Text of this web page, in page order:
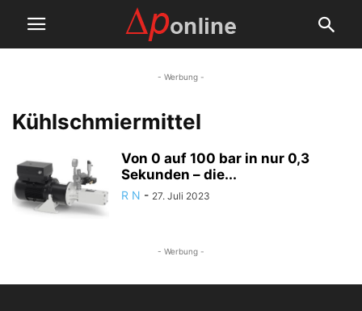
- Werbung -
Kühlschmiermittel
Von 0 auf 100 bar in nur 0,3
Sekunden – die...
R N - 27. Juli 2023
- Werbung -